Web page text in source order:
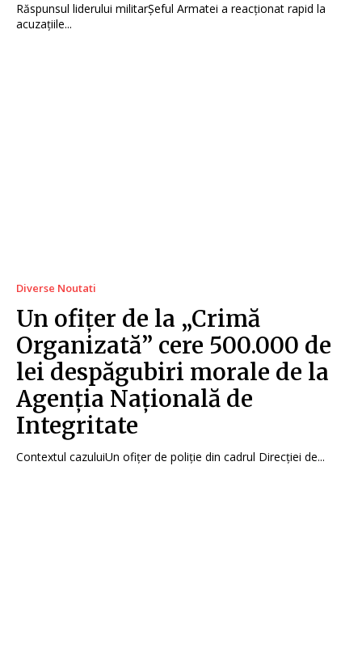
Răspunsul liderului militarȘeful Armatei a reacționat rapid la
acuzațiile...
Diverse Noutati
Un ofițer de la „Crimă
Organizată” cere 500.000 de
lei despăgubiri morale de la
Agenția Națională de
Integritate
Contextul cazuluiUn ofițer de poliție din cadrul Direcției de...